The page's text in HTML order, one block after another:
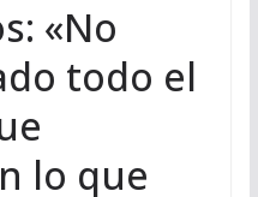
«No
todo el
lo que